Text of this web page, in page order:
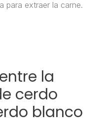
para extraer la carne.
la
cerdo
blanco